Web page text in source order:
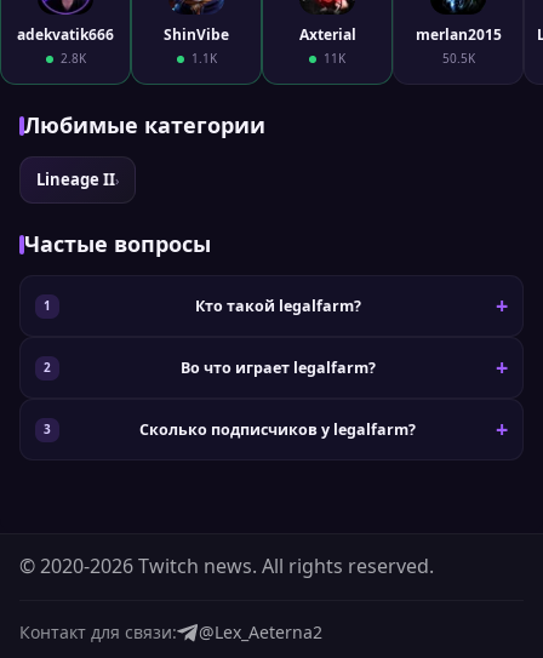
adekvatik666
2.8K
ShinVibe
1.1K
Axterial
11K
merlan2015
50.5K
Любимые категории
Lineage II›
Частые вопросы
Кто такой legalfarm?
Во что играет legalfarm?
Сколько подписчиков у legalfarm?
© 2020-2026 Twitch news. All rights reserved.
Контакт для связи: @Lex_Aeterna2